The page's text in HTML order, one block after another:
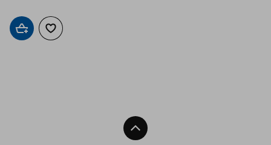
Добави в кошницата
Добави към списъка с любими
Нагоре